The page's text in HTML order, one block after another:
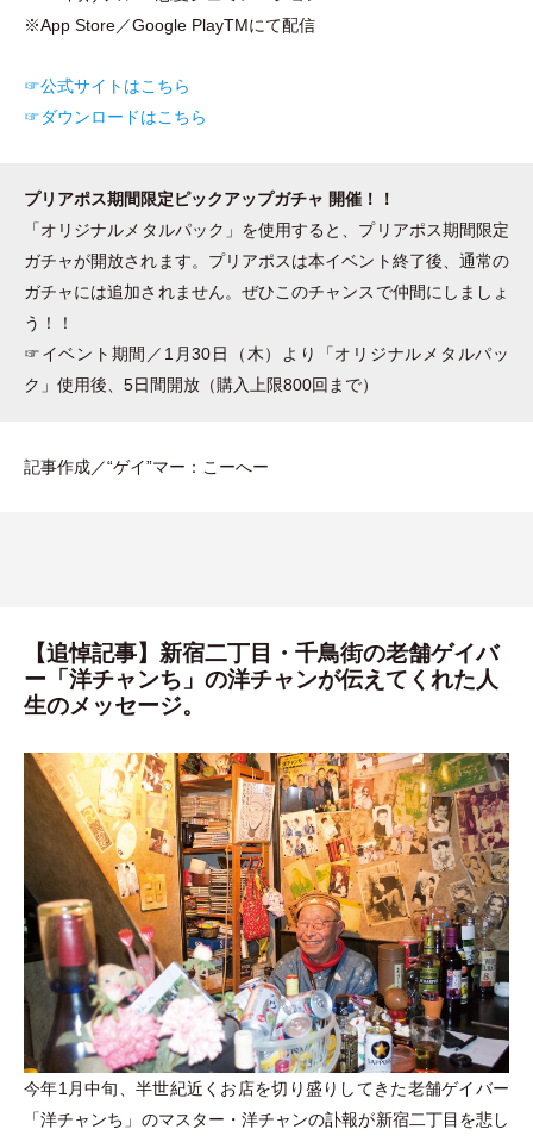
※App Store／Google PlayTMにて配信
☞公式サイトはこちら
☞ダウンロードはこちら
プリアポス期間限定ピックアップガチャ 開催！！
「オリジナルメタルパック 」 を使用すると、プリアポス期間限定
ガチャが開放されます。プリアポスは本イベント終了後、通常の
ガチャには追加されません。ぜひこのチャンスで仲間にしましょ
う！！
☞イベント期間／1月30日
（ 木） より 「オリジナルメタルパッ
ク 」 使用後、5日間開放 （購入上限800回まで）
記事作成／“ゲイ”マー：こーへー
【追悼記事】新宿二丁目・千鳥街の老舗ゲイバ
ー「洋チャンち」の洋チャンが伝えてくれた人
生のメッセージ。
今年1月中旬、半世紀近くお店を切り盛りしてきた老舗ゲイバー
「洋チャンち 」 のマスター ・ 洋チャンの訃報が新宿二丁目を悲し